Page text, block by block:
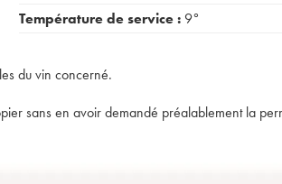
Température de service : 9°
du vin concerné.
sans en avoir demandé préalablement la